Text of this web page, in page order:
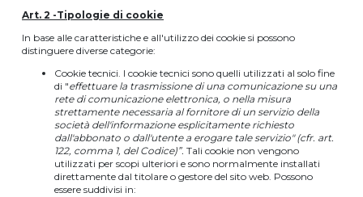
Art. 2 -Tipologie di cookie
In base alle caratteristiche e all'utilizzo dei cookie si possono
distinguere diverse categorie:
Cookie tecnici. I cookie tecnici sono quelli utilizzati al solo fine
di "effettuare la trasmissione di una comunicazione su una
rete di comunicazione elettronica, o nella misura
strettamente necessaria al fornitore di un servizio della
società dell'informazione esplicitamente richiesto
dall'abbonato o dall'utente a erogare tale servizio" (cfr. art.
122, comma 1, del Codice)”. Tali cookie non vengono
utilizzati per scopi ulteriori e sono normalmente installati
direttamente dal titolare o gestore del sito web. Possono
essere suddivisi in: